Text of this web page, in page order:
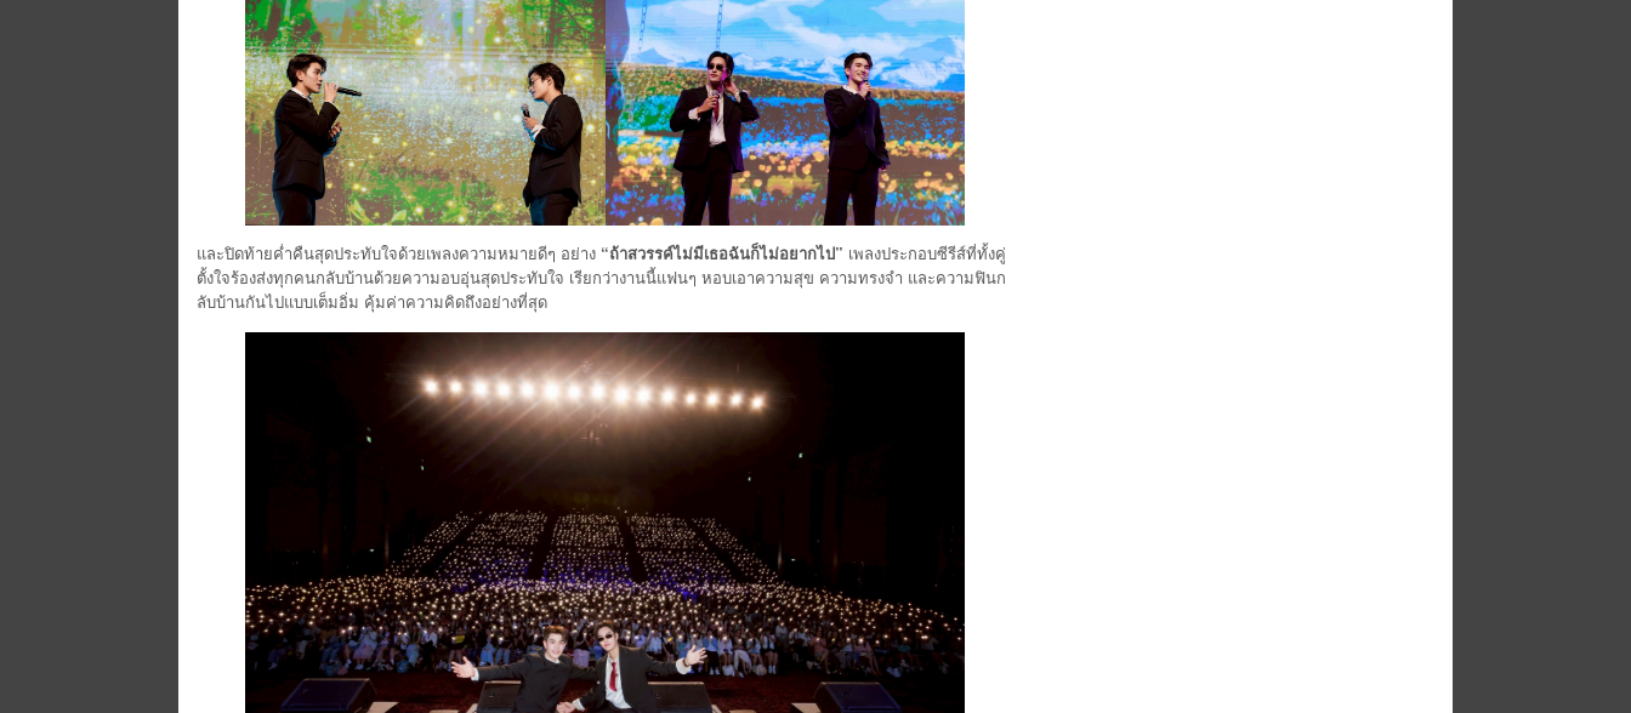
และปิดท้ายค่ำคืนสุดประทับใจด้วยเพลงความหมายดีๆ อย่าง “ถ้าสวรรค์ไม่มีเธอฉันก็ไม่อยากไป” เพลงประกอบซีรีส์ที่ทั้งคู่
ตั้งใจร้องส่งทุกคนกลับบ้านด้วยความอบอุ่นสุดประทับใจ เรียกว่างานนี้แฟนๆ หอบเอาความสุข ความทรงจำ และความฟินก
ลับบ้านกันไปแบบเต็มอิ่ม คุ้มค่าความคิดถึงอย่างที่สุด